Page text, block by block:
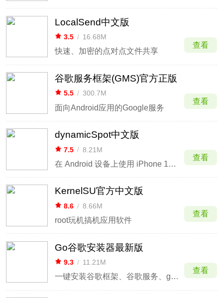
LocalSend中文版
3.5 / 16.68M
快速、加密的点对点文件共享
查看
谷歌服务框架(GMS)官方正版
5.5 / 300.7M
面向Android应用的Google服务
查看
dynamicSpot中文版
7.5 / 8.21M
在 Android 设备上使用 iPhone 15 Pro 的动态岛通知
查看
KernelSU官方中文版
8.6 / 8.66M
root玩机搞机应用软件
查看
Go谷歌安装器最新版
9.3 / 11.21M
一键安装谷歌框架、谷歌服务、google play谷歌商店
查看